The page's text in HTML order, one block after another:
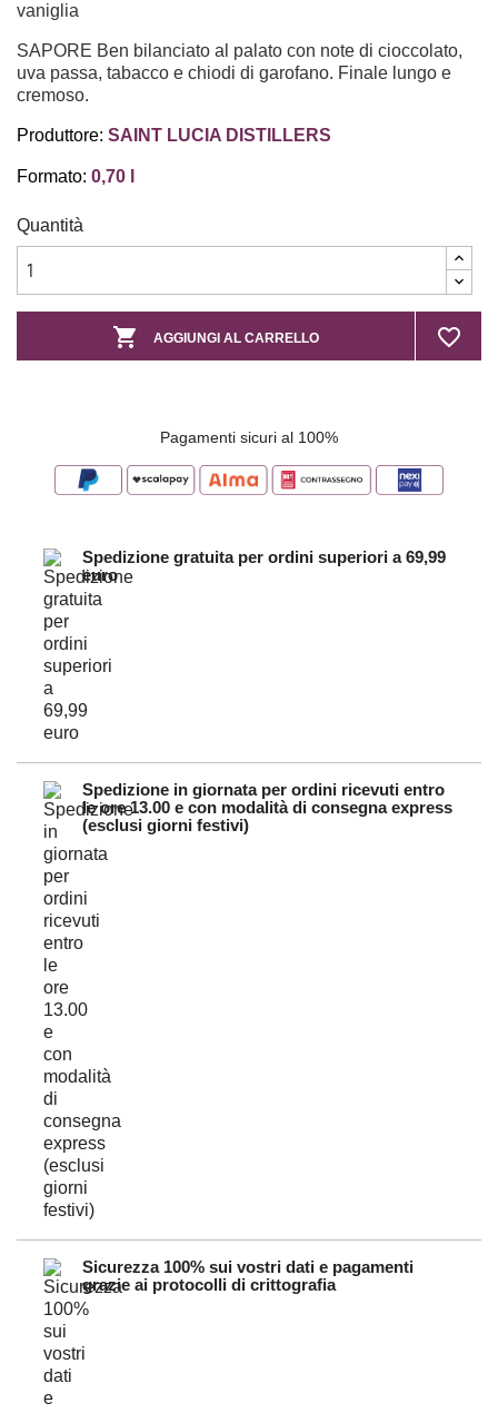
vaniglia
SAPORE Ben bilanciato al palato con note di cioccolato,
uva passa, tabacco e chiodi di garofano. Finale lungo e
cremoso.
Produttore: SAINT LUCIA DISTILLERS
Formato: 0,70 l
Quantità
 AGGIUNGI AL CARRELLO favorite_border
Pagamenti sicuri al 100%
Spedizione gratuita per ordini superiori a 69,99
euro
Spedizione in giornata per ordini ricevuti entro
le ore 13.00 e con modalità di consegna express
(esclusi giorni festivi)
Sicurezza 100% sui vostri dati e pagamenti
grazie ai protocolli di crittografia